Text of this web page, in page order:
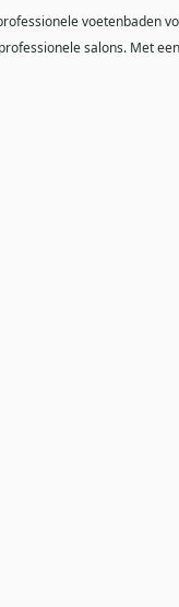
voetenbaden
salons. Met